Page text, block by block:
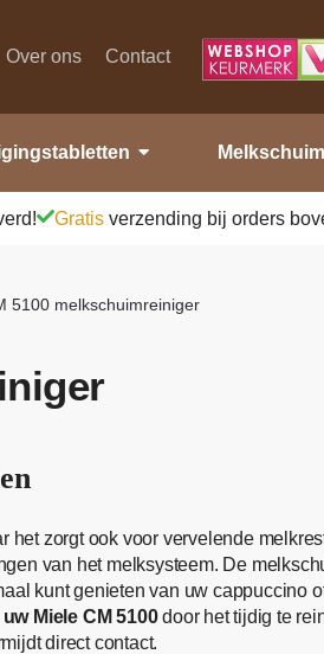
Over ons Contact
Gratis verzending bij orders
5100 melkschuimreiniger
zorgt ook voor vervelende
van het melksysteem. De
kunt genieten van uw cappuccino
uw Miele CM 5100door het tijdig te
direct contact.